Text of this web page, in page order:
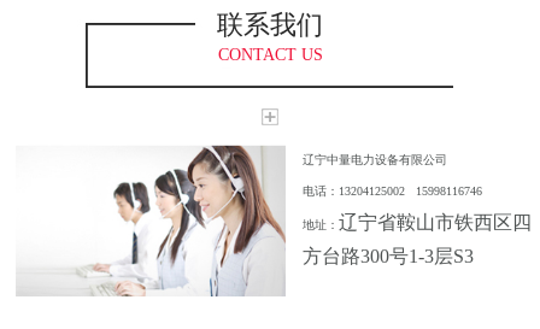
联系我们
CONTACT US
辽宁中量电力设备有限公司
电话：13204125002 15998116746
地址： 辽宁省鞍山市铁西区四
方台路300号1-3层S3